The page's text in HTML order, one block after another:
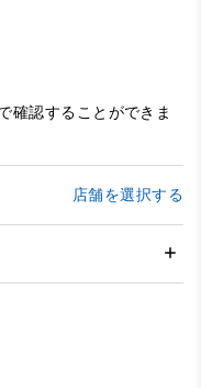
確認することができま
店舗を選択する